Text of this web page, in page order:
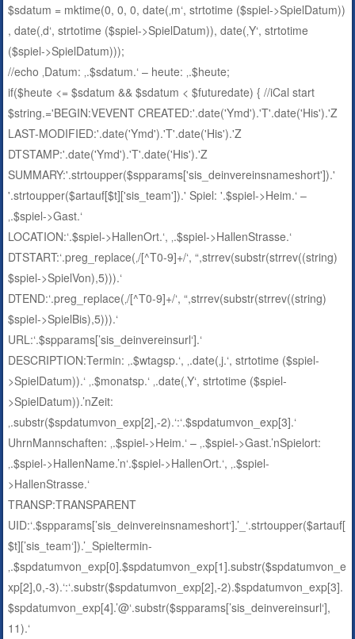
$sdatum = mktime(0, 0, 0, date(‚m‘, strtotime ($spiel->SpielDatum))
, date(‚d‘, strtotime ($spiel->SpielDatum)), date(‚Y‘, strtotime
($spiel->SpielDatum)));
//echo ‚Datum: ‚.$sdatum.‘ – heute: ‚.$heute;
if($heute <= $sdatum && $sdatum < $futuredate) { //iCal start
$string.='BEGIN:VEVENT CREATED:'.date('Ymd').'T'.date('His').'Z
LAST-MODIFIED:'.date('Ymd').'T'.date('His').'Z
DTSTAMP:'.date('Ymd').'T'.date('His').'Z
SUMMARY:'.strtoupper($spparams['sis_deinvereinsnameshort']).'
'.strtoupper($artauf[$t]['sis_team']).' Spiel: '.$spiel->Heim.‘ –
‚.$spiel->Gast.‘
LOCATION:‘.$spiel->HallenOrt.‘, ‚.$spiel->HallenStrasse.‘
DTSTART:‘.preg_replace(‚/[^T0-9]+/‘, “,strrev(substr(strrev((string)
$spiel->SpielVon),5))).‘
DTEND:‘.preg_replace(‚/[^T0-9]+/‘, “,strrev(substr(strrev((string)
$spiel->SpielBis),5))).‘
URL:‘.$spparams[’sis_deinvereinsurl‘].‘
DESCRIPTION:Termin: ‚.$wtagsp.‘, ‚.date(‚j.‘, strtotime ($spiel-
>SpielDatum)).‘ ‚.$monatsp.‘ ‚.date(‚Y‘, strtotime ($spiel-
>SpielDatum)).’nZeit:
‚.substr($spdatumvon_exp[2],-2).‘:‘.$spdatumvon_exp[3].‘
UhrnMannschaften: ‚.$spiel->Heim.‘ – ‚.$spiel->Gast.’nSpielort:
‚.$spiel->HallenName.’n‘.$spiel->HallenOrt.‘, ‚.$spiel-
>HallenStrasse.‘
TRANSP:TRANSPARENT
UID:‘.$spparams[’sis_deinvereinsnameshort‘].’_‘.strtoupper($artauf[
$t][’sis_team‘]).’_Spieltermin-
‚.$spdatumvon_exp[0].$spdatumvon_exp[1].substr($spdatumvon_e
xp[2],0,-3).‘:‘.substr($spdatumvon_exp[2],-2).$spdatumvon_exp[3].
$spdatumvon_exp[4].’@‘.substr($spparams[’sis_deinvereinsurl‘],
11).‘